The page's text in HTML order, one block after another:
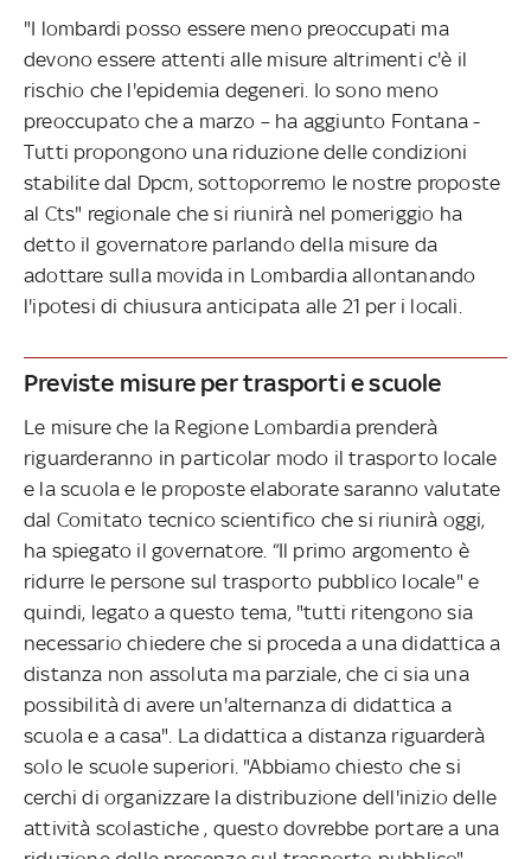
"I lombardi posso essere meno preoccupati ma
devono essere attenti alle misure altrimenti c'è il
rischio che l'epidemia degeneri. Io sono meno
preoccupato che a marzo – ha aggiunto Fontana -
Tutti propongono una riduzione delle condizioni
stabilite dal Dpcm, sottoporremo le nostre proposte
al Cts" regionale che si riunirà nel pomeriggio ha
detto il governatore parlando della misure da
adottare sulla movida in Lombardia allontanando
l'ipotesi di chiusura anticipata alle 21 per i locali.
Previste misure per trasporti e scuole
Le misure che la Regione Lombardia prenderà
riguarderanno in particolar modo il trasporto locale
e la scuola e le proposte elaborate saranno valutate
dal Comitato tecnico scientifico che si riunirà oggi,
ha spiegato il governatore. “Il primo argomento è
ridurre le persone sul trasporto pubblico locale" e
quindi, legato a questo tema, "tutti ritengono sia
necessario chiedere che si proceda a una didattica a
distanza non assoluta ma parziale, che ci sia una
possibilità di avere un'alternanza di didattica a
scuola e a casa". La didattica a distanza riguarderà
solo le scuole superiori. "Abbiamo chiesto che si
cerchi di organizzare la distribuzione dell'inizio delle
attività scolastiche , questo dovrebbe portare a una